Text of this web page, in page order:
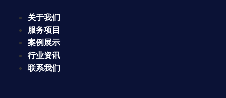
关于我们
服务项目
案例展示
行业资讯
联系我们